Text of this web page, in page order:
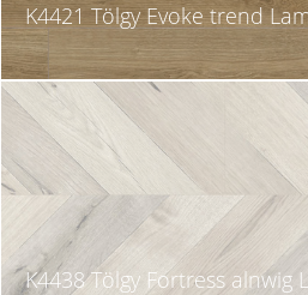
K4421 Tölgy Evoke trend
K4438 Tölgy Fortress alnwig